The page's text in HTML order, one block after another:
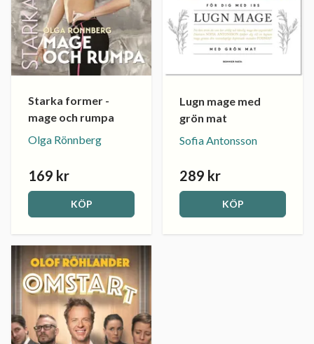
Starka former -
mage och rumpa
Olga Rönnberg
169 kr
KÖP
Lugn mage med
grön mat
Sofia Antonsson
289 kr
KÖP